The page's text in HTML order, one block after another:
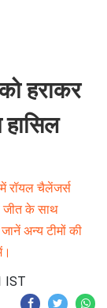
हराकर
रॉयल चैलेंजर्स
जीत के साथ
अन्य टीमों की
IST